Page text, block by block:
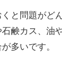
くと問題がど
鹸カス、油
多いです。